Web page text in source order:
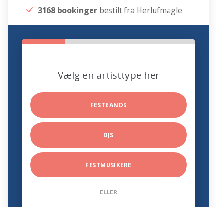
3168 bookinger bestilt fra Herlufmagle
Vælg en artisttype her
FESTBANDS
DJS
FESTMUSIKERE
ELLER